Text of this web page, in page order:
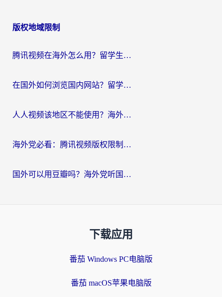
版权地域限制
腾讯视频在海外怎么用？留学生亲测有效的回国加速器攻略
在国外如何浏览国内网站？留学生&海外华人的无缝访问指南
人人视频该地区不能使用？海外党追剧看片的终极解决方案来了
海外党必看：腾讯视频版权限制怎么破？3步让你轻松追剧
国外可以用豆瓣吗？海外党听国内音乐听书的实用指南
下载应用
番茄 Windows PC电脑版
番茄 macOS苹果电脑版